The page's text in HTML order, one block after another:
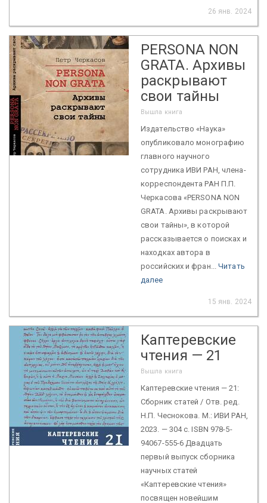
26 янв. 2024
PERSONA NON
GRATA. Архивы
раскрывают
свои тайны
Вышла книга
Издательство «Наука»
опубликовало монографию
главного научного
сотрудника ИВИ РАН, члена-
корреспондента РАН П.П.
Черкасова «PERSONA NON
GRATA. Архивы раскрывают
свои тайны», в которой
рассказывается о поисках и
находках автора в
российских и фран...Читать
далее
15 янв. 2024
Каптеревские
чтения — 21
Вышла книга
Каптеревские чтения — 21:
Сборник статей / Отв. ред.
Н.П. Чеснокова. М.: ИВИ РАН,
2023. — 304 с. ISBN 978-5-
94067-555-6 Двадцать
первый выпуск сборника
научных статей
«Каптеревские чтения»
посвящен новейшим